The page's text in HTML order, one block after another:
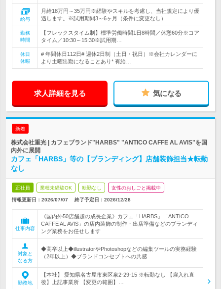
給与
月給18万円～35万円※経験やスキルを考慮し、当社規定により優
遇します。※試用期間3～6ヶ月（条件に変更なし）
勤務
時間
【フレックスタイム制】標準労働時間1日8時間／休憩60分※コア
タイム／10:30～15:30※試用期…
休日
休暇
# 年間休日112日# 週休2日制（土日・祝日）※会社カレンダーに
より土曜出勤になることあり* 有給…
求人詳細を見る 気になる
新着
株式会社重光 | カフェブランド"HARBS" "ANTICO CAFFE AL AVIS"を国
内外に展開
カフェ「HARBS」等の【ブランディング】店舗装飾担当★転勤
なし
正社員 業種未経験OK 転勤なし 女性のおしごと掲載中
情報更新日：2026/07/07 終了予定日： 2026/12/28
仕事内容
《国内外50店舗超の成長企業》カフェ「HARBS」「ANTICO
CAFFE AL AVIS」の店内装飾の制作・出店準備などのブランディ
ング業務をお任せします
対象と
なる方
◆高卒以上◆illustratorやPhotoshopなどの編集ツールの実務経験
（2年以上）◆ブランドコンセプトへの共感
勤務地
【本社】 愛知県名古屋市東区泉2-29-15 ※転勤なし 【雇入れ直
後】上記事業所 【変更の範囲】…